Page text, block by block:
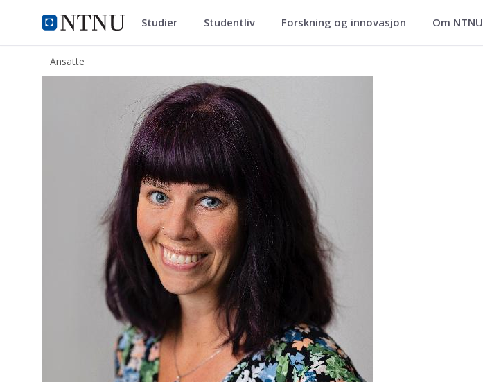
NTNU Hjemmeside
ntnu.no Studier Studentliv Forskning og innovasjon Om NTNU
Ansatte
Ingvild Kvale Sørenssen